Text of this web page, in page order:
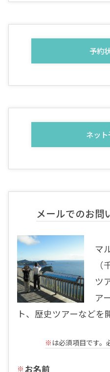
予約
ネッ
メールでのお問
マ
ツ
ア
ト、歴史ツアーなどを
※ は必須項目です。
お名前